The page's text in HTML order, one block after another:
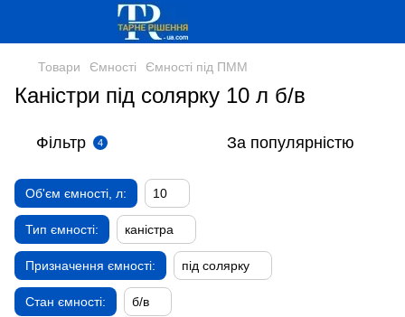
Товари Ємності Ємності під ПММ
Каністри під солярку 10 л б/в
Фільтр 4 За популярністю
Об'єм ємності, л: 10
Тип ємності: каністра
Призначення ємності: під солярку
Стан ємності: б/в